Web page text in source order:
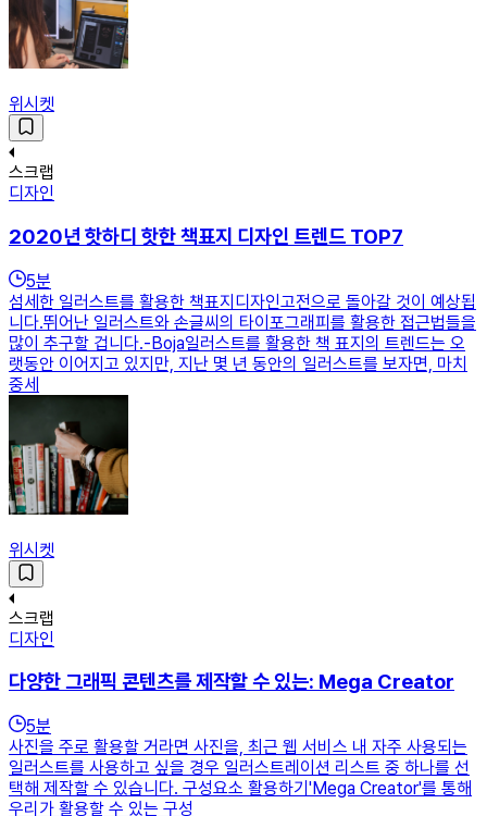
위시켓
스크랩
디자인
2020년 핫하디 핫한 책표지 디자인 트렌드 TOP7
5분
섬세한 일러스트를 활용한 책표지디자인고전으로 돌아갈 것이 예상됩
니다.뛰어난 일러스트와 손글씨의 타이포그래피를 활용한 접근법들을
많이 추구할 겁니다.-Boja일러스트를 활용한 책 표지의 트렌드는 오
랫동안 이어지고 있지만, 지난 몇 년 동안의 일러스트를 보자면, 마치
중세
위시켓
스크랩
디자인
다양한 그래픽 콘텐츠를 제작할 수 있는: Mega Creator
5분
사진을 주로 활용할 거라면 사진을, 최근 웹 서비스 내 자주 사용되는
일러스트를 사용하고 싶을 경우 일러스트레이션 리스트 중 하나를 선
택해 제작할 수 있습니다. 구성요소 활용하기'Mega Creator'를 통해
우리가 활용할 수 있는 구성